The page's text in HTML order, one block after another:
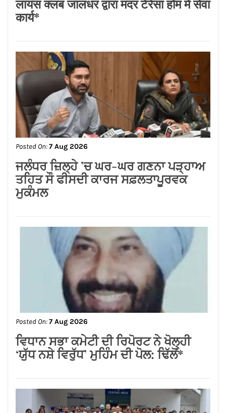
Posted On:7 Aug 2026
सीमा धूमल की विशेष सहभागिता में लघु उद्योग
भारती महिला इकाई, जालंधर ने हर्षोल्लास से
मनाया तीज उत्सव
7 Aug 2026
लायंस क्लब जालंधर द्वारा मदर टेरेसा होम में सेवा
कार्य*